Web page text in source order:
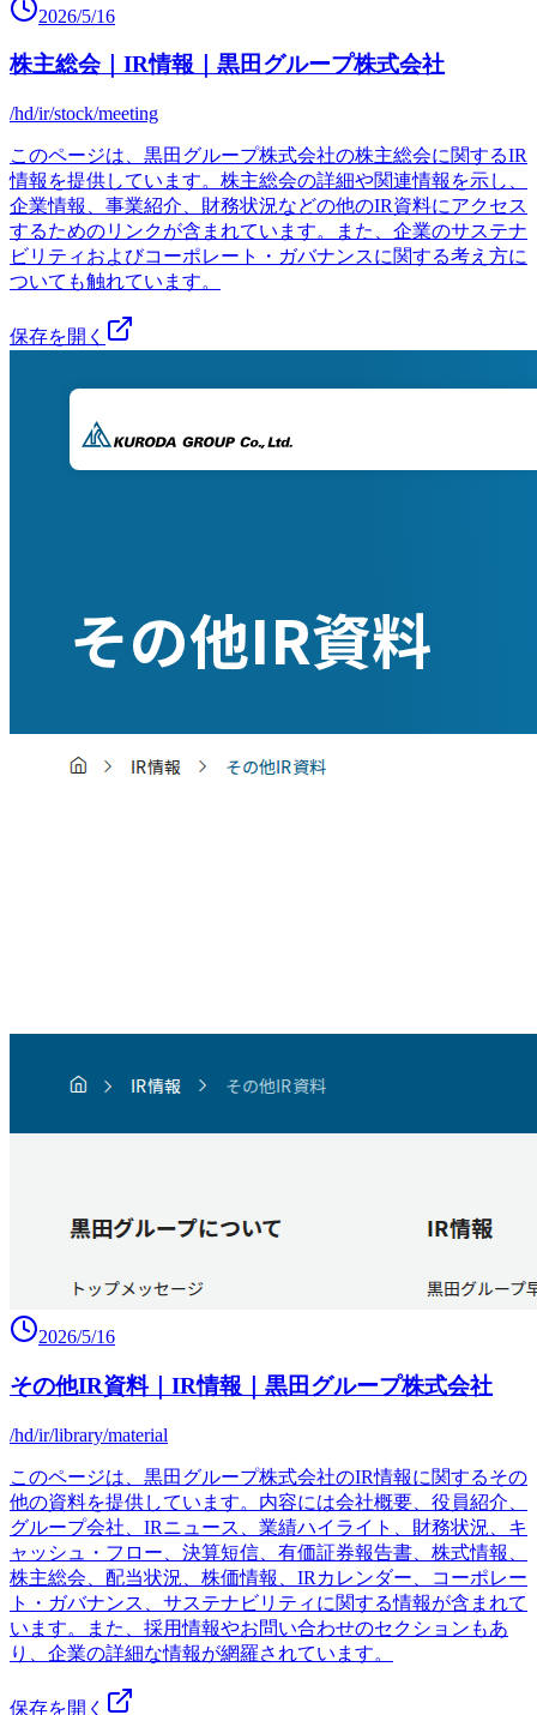
2026/5/16
株主総会｜IR情報｜黒田グループ株式会社
/hd/ir/stock/meeting
このページは、黒田グループ株式会社の株主総会に関するIR
情報を提供しています。株主総会の詳細や関連情報を示し、
企業情報、事業紹介、財務状況などの他のIR資料にアクセス
するためのリンクが含まれています。また、企業のサステナ
ビリティおよびコーポレート・ガバナンスに関する考え方に
ついても触れています。
保存を開く
2026/5/16
その他IR資料｜IR情報｜黒田グループ株式会社
/hd/ir/library/material
このページは、黒田グループ株式会社のIR情報に関するその
他の資料を提供しています。内容には会社概要、役員紹介、
グループ会社、IRニュース、業績ハイライト、財務状況、キ
ャッシュ・フロー、決算短信、有価証券報告書、株式情報、
株主総会、配当状況、株価情報、IRカレンダー、コーポレー
ト・ガバナンス、サステナビリティに関する情報が含まれて
います。また、採用情報やお問い合わせのセクションもあ
り、企業の詳細な情報が網羅されています。
保存を開く